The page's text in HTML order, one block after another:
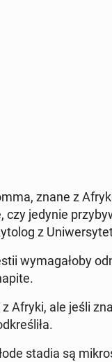
znane z
czy jedynie
z
wy­ma­ga­ło­by
Afryki, ale jeśli
stadia są